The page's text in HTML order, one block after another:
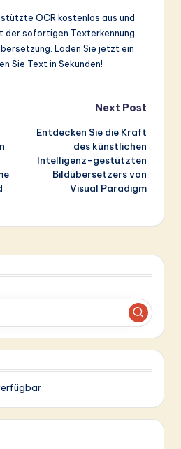
OCR kostenlos aus und
der sofortigen Texterkennung
Laden Sie jetzt ein
Sie Text in Sekunden!
Next Post
Entdecken Sie die Kraft
des künstlichen
Intelligenz-gestützten
Bildübersetzers von
Visual Paradigm